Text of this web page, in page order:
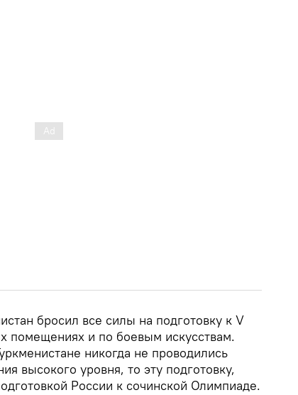
бросил все силы на подготовку к V
помещениях и по боевым искусствам.
никогда не проводились
высокого уровня, то эту подготовку,
России к сочинской Олимпиаде.